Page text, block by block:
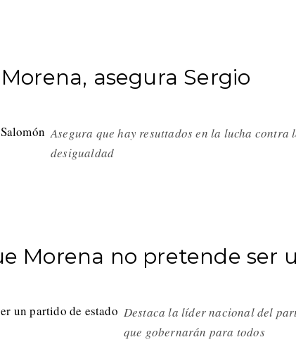
asegura Sergio
Asegura que hay resuttados en la lucha contra
desigualdad
Morena no pretende ser
Destaca la líder nacional del
que gobernarán para todos